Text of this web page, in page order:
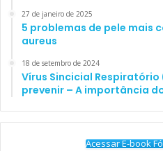
27 de janeiro de 2025
5 problemas de pele mais
aureus
18 de setembro de 2024
Vírus Sincicial Respiratório
prevenir – A importância
Acessar E-book